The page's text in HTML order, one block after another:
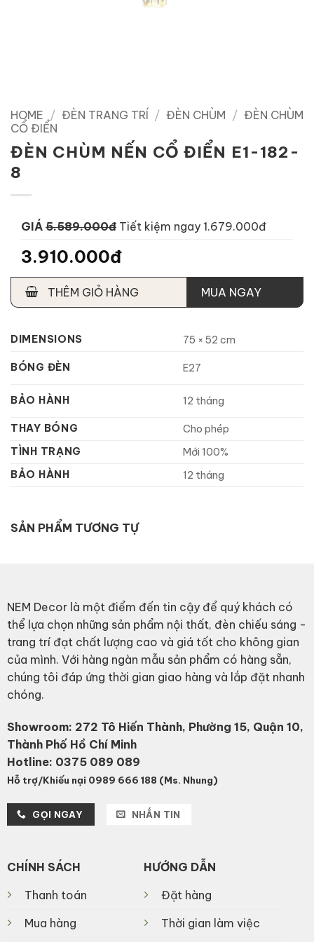
HOME / ĐÈN TRANG TRÍ / ĐÈN CHÙM / ĐÈN CHÙM
CỔ ĐIỂN
ĐÈN CHÙM NẾN CỔ ĐIỂN E1-182-
8
GIÁ 5.589.000đ Tiết kiệm ngay 1.679.000đ
3.910.000đ
THÊM GIỎ HÀNG MUA NGAY
DIMENSIONS 75 × 52 cm
BÓNG ĐÈN E27
BẢO HÀNH 12 tháng
THAY BÓNG
Cho phép
TÌNH TRẠNG
Mới 100%
BẢO HÀNH
12 tháng
SẢN PHẨM TƯƠNG TỰ
NEM Decor là một điểm đến tin cậy để quý khách có
thể lựa chọn những sản phẩm nội thất, đèn chiếu sáng -
trang trí đạt chất lượng cao và giá tốt cho không gian
của mình. Với hàng ngàn mẫu sản phẩm có hàng sẵn,
chúng tôi đáp ứng thời gian giao hàng và lắp đặt nhanh
chóng.
Showroom: 272 Tô Hiến Thành, Phường 15, Quận 10,
Thành Phố Hồ Chí Minh
Hotline: 0375 089 089
Hỗ trợ/Khiếu nại 0989 666 188 (Ms. Nhung)
GỌI NGAY NHẮN TIN
CHÍNH SÁCH
Thanh toán
Mua hàng
HƯỚNG DẪN
Đặt hàng
Thời gian làm việc